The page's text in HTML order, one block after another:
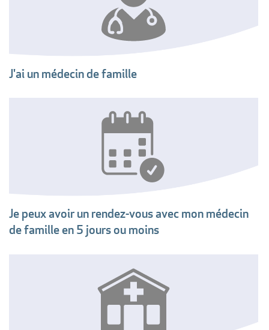
J'ai un médecin de famille
Je peux avoir un rendez-vous avec mon médecin
de famille en 5 jours ou moins